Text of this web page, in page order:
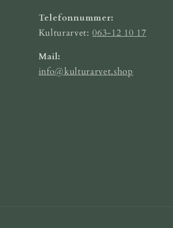
Telefonnummer:
Kulturarvet:063-12 10 17
Mail:
info@kulturarvet.shop